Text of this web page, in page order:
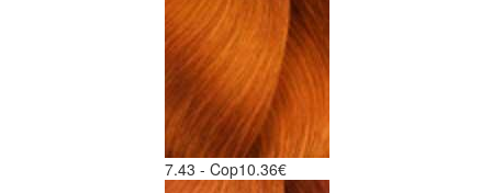
7.43 - Cop10.36€